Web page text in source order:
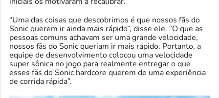
“Uma das coisas que descobrimos é que nossos fãs do
Sonic querem ir ainda mais rápido”, disse ele. “O que as
pessoas comuns achavam ser uma grande velocidade,
nossos fãs do Sonic queriam ir mais rápido. Portanto, a
equipe de desenvolvimento colocou uma velocidade
super sônica no jogo para realmente entregar o que
esses fãs do Sonic hardcore querem de uma experiência
de corrida rápida”.